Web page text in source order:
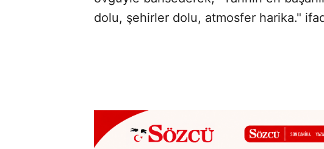
dolu, şehirler dolu, atmosfer harika."